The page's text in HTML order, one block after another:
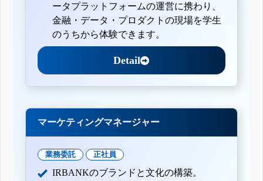
ータプラットフォームの運営に携わり、
金融・データ・プロダクトの現場を学生
のうちから体験できます。
Detail
マーケティングマネージャー
業務委託 正社員
IRBANKのブランドと文化の構築。